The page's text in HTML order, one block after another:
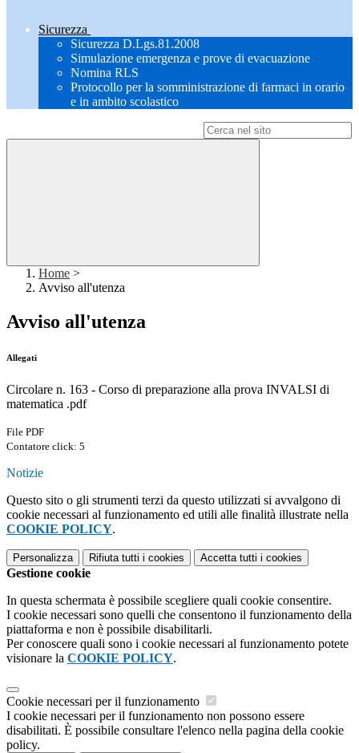
Sicurezza
Sicurezza D.Lgs.81.2008
Simulazione emergenza e prove di evacuazione
Nomina RLS
Protocollo per la somministrazione di farmaci in orario
e in ambito scolastico
Home >
Avviso all'utenza
Avviso all'utenza
Allegati
Circolare n. 163 - Corso di preparazione alla prova INVALSI di
matematica .pdf
File PDF
Contatore click: 5
Notizie
Questo sito o gli strumenti terzi da questo utilizzati si avvalgono di
cookie necessari al funzionamento ed utili alle finalità illustrate nella
COOKIE POLICY.
Personalizza Rifiuta tutti i cookies Accetta tutti i cookies
Gestione cookie
In questa schermata è possibile scegliere quali cookie consentire.
I cookie necessari sono quelli che consentono il funzionamento della
piattaforma e non è possibile disabilitarli.
Per conoscere quali sono i cookie necessari al funzionamento potete
visionare la COOKIE POLICY.
Cookie necessari per il funzionamento
I cookie necessari per il funzionamento non possono essere
disabilitati. È possibile consultare l'elenco nella pagina della cookie
policy.